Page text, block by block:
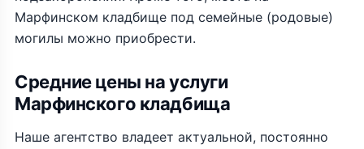
Марфинском кладбище под семейные (родовые)
могилы можно приобрести.
Средние цены на услуги
Марфинского кладбища
Наше агентство владеет актуальной, постоянно